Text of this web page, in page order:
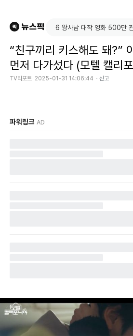
“친구끼리 키스해도 돼?”
먼저 다가섰다 (모텔 캘리
TV리포트 2025-01-31 14:06:44 신고
파워링크 AD